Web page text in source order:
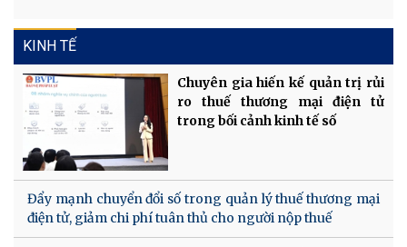
KINH TẾ
Chuyên gia hiến kế quản trị rủi
ro thuế thương mại điện tử
trong bối cảnh kinh tế số
Đẩy mạnh chuyển đổi số trong quản lý thuế thương mại
điện tử, giảm chi phí tuân thủ cho người nộp thuế